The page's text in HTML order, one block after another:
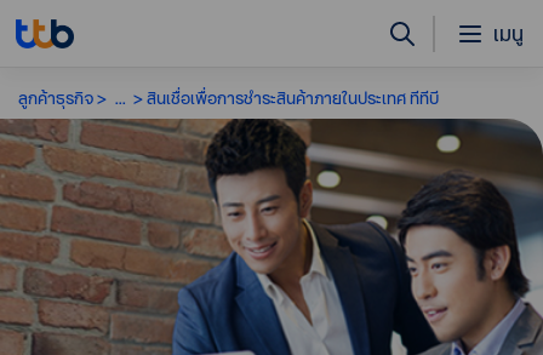
เมนู
ลูกค้าธุรกิจ ... สินเชื่อเพื่อการชำระสินค้าภายในประเทศ ทีทีบี